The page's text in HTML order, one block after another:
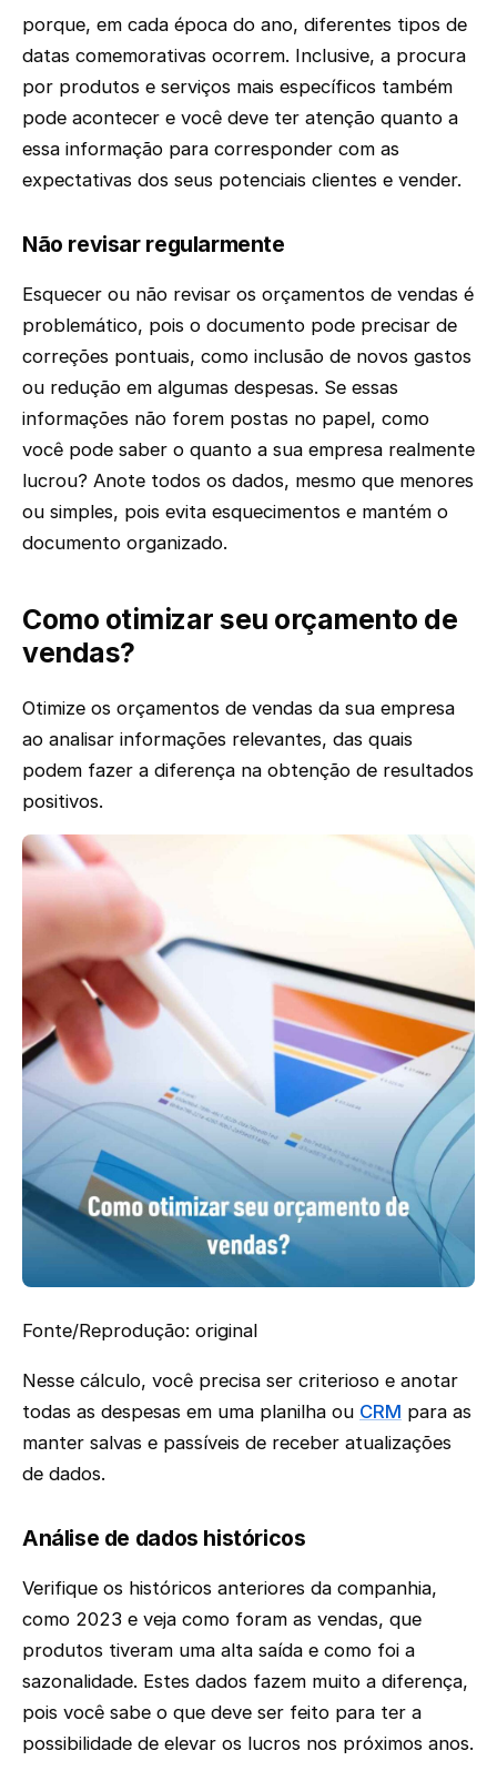
porque, em cada época do ano, diferentes tipos de
datas comemorativas ocorrem. Inclusive, a procura
por produtos e serviços mais específicos também
pode acontecer e você deve ter atenção quanto a
essa informação para corresponder com as
expectativas dos seus potenciais clientes e vender.
Não revisar regularmente
Esquecer ou não revisar os orçamentos de vendas é
problemático, pois o documento pode precisar de
correções pontuais, como inclusão de novos gastos
ou redução em algumas despesas. Se essas
informações não forem postas no papel, como
você pode saber o quanto a sua empresa realmente
lucrou? Anote todos os dados, mesmo que menores
ou simples, pois evita esquecimentos e mantém o
documento organizado.
Como otimizar seu orçamento de
vendas?
Otimize os orçamentos de vendas da sua empresa
ao analisar informações relevantes, das quais
podem fazer a diferença na obtenção de resultados
positivos.
Fonte/Reprodução: original
Nesse cálculo, você precisa ser criterioso e anotar
todas as despesas em uma planilha ou CRM para as
manter salvas e passíveis de receber atualizações
de dados.
Análise de dados históricos
Verifique os históricos anteriores da companhia,
como 2023 e veja como foram as vendas, que
produtos tiveram uma alta saída e como foi a
sazonalidade. Estes dados fazem muito a diferença,
pois você sabe o que deve ser feito para ter a
possibilidade de elevar os lucros nos próximos anos.